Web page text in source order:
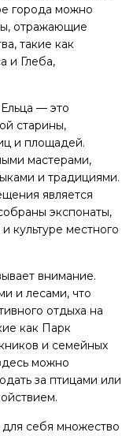
города можно
отражающие
такие как
и Глеба,
— это
старины,
и площадей.
мастерами,
и традициями.
является
экспонаты,
культуре местного
внимание.
и лесами, что
отдыха на
как Парк
и семейных
можно
за птицами или
себя множество